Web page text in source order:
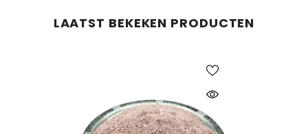
LAATST BEKEKEN PRODUCTEN